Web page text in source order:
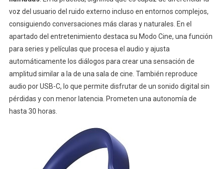
voz del usuario del ruido externo incluso en entornos complejos,
consiguiendo conversaciones más claras y naturales. En el
apartado del entretenimiento destaca su Modo Cine, una función
para series y películas que procesa el audio y ajusta
automáticamente los diálogos para crear una sensación de
amplitud similar a la de una sala de cine. También reproduce
audio por USB-C, lo que permite disfrutar de un sonido digital sin
pérdidas y con menor latencia. Prometen una autonomía de
hasta 30 horas.